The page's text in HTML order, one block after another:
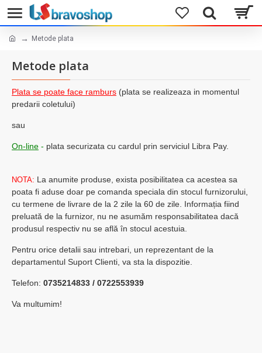
Metode plata
Metode plata
Plata se poate face ramburs (plata se realizeaza in momentul
predarii coletului)
sau
On-line - plata securizata cu cardul prin serviciul Libra Pay.
NOTA: La anumite produse, exista posibilitatea ca acestea sa
poata fi aduse doar pe comanda speciala din stocul furnizorului,
cu termene de livrare de la 2 zile la 60 de zile. Informația fiind
preluată de la furnizor, nu ne asumăm responsabilitatea dacă
produsul respectiv nu se află în stocul acestuia.
Pentru orice detalii sau intrebari, un reprezentant de la
departamentul Suport Clienti, va sta la dispozitie.
Telefon: 0735214833 / 0722553939
Va multumim!